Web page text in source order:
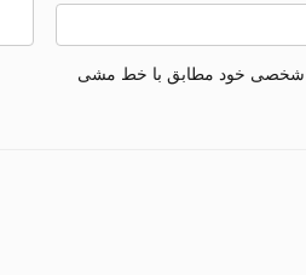
شخصی خود مطابق با خط مشی